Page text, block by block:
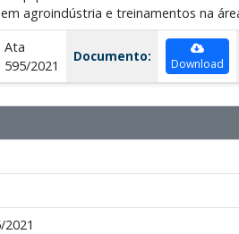
agroindústria e treinamentos na
Ata
595/2021
Documento: Download
2021